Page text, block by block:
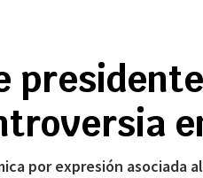
por expresión asociada